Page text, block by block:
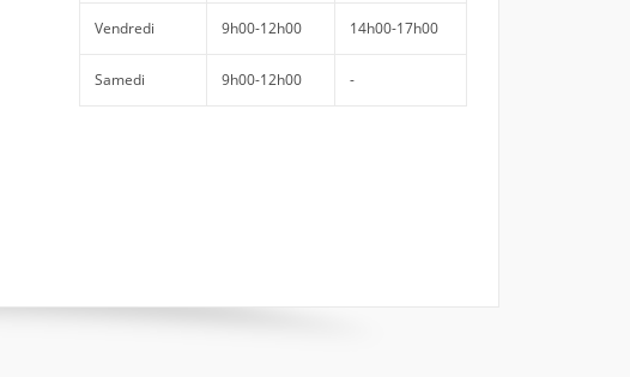
Vendredi 9h00-12h00 14h00-17h00
Samedi 9h00-12h00 -